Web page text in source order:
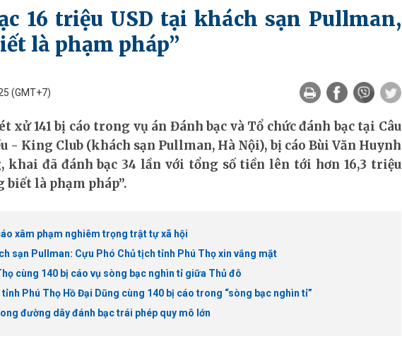
16 triệu USD tại khách sạn Pullman,
là phạm pháp”
(GMT+7)
xử 141 bị cáo trong vụ án Đánh bạc và Tổ chức đánh bạc tại Câu
- King Club (khách sạn Pullman, Hà Nội), bị cáo Bùi Văn Huynh
khai đã đánh bạc 34 lần với tổng số tiền lên tới hơn 16,3 triệu
biết là phạm pháp”.
xâm phạm nghiêm trọng trật tự xã hội
sạn Pullman: Cựu Phó Chủ tịch tỉnh Phú Thọ xin vắng mặt
cùng 140 bị cáo vụ sòng bạc nghìn tỉ giữa Thủ đô
Phú Thọ Hồ Đại Dũng cùng 140 bị cáo trong “sòng bạc nghìn tỉ”
đường dây đánh bạc trái phép quy mô lớn